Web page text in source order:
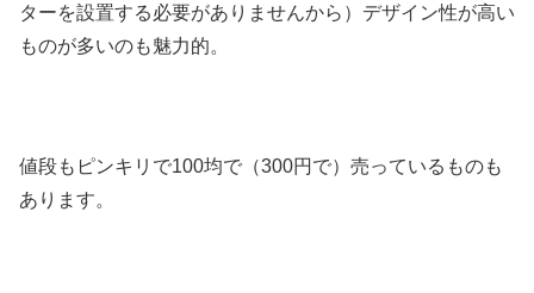
ターを設置する必要がありませんから）デザイン性が高い
ものが多いのも魅力的。
値段もピンキリで100均で（300円で）売っているものも
あります。